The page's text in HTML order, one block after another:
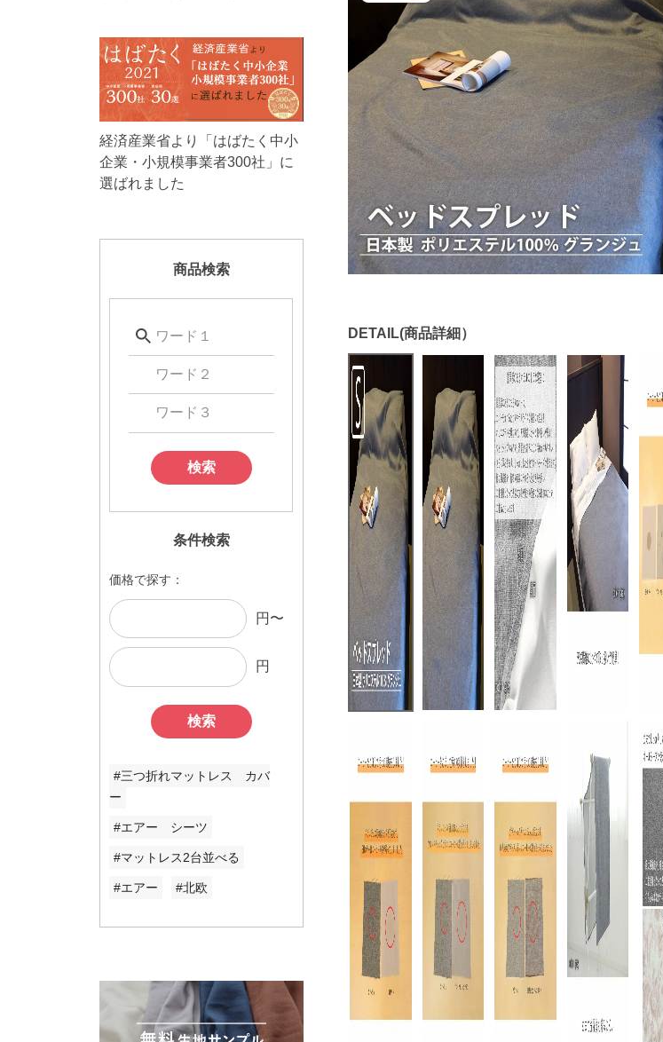
経済産業省より「はばたく中小
企業・小規模事業者300社」に
選ばれました
商品検索
検索
条件検索
価格で探す：
円〜
円
検索
#三つ折れマットレス カバ
ー
#エアー シーツ
#マットレス2台並べる
#エアー #北欧